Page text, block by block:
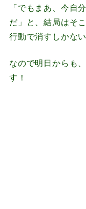
「でもまあ、今自
だ」と、結局はそ
行動で消すしかない
なので明日からも
す！